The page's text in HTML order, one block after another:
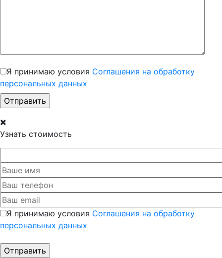
Я принимаю условия Соглашения на обработку
персональных данных
Узнать стоимость
Я принимаю условия Соглашения на обработку
персональных данных